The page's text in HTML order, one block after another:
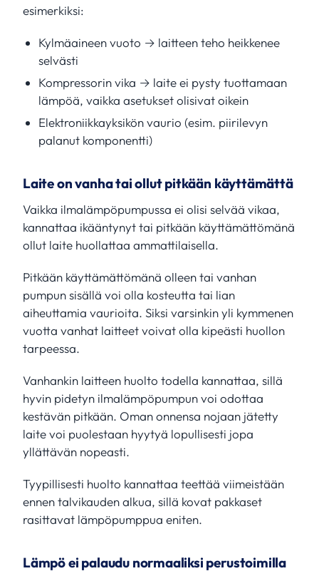
esimerkiksi:
Kylmäaineen vuoto → laitteen teho heikkenee
selvästi
Kompressorin vika → laite ei pysty tuottamaan
lämpöä, vaikka asetukset olisivat oikein
Elektroniikkayksikön vaurio (esim. piirilevyn
palanut komponentti)
Laite on vanha tai ollut pitkään käyttämättä
Vaikka ilmalämpöpumpussa ei olisi selvää vikaa,
kannattaa ikääntynyt tai pitkään käyttämättömänä
ollut laite huollattaa ammattilaisella.
Pitkään käyttämättömänä olleen tai vanhan
pumpun sisällä voi olla kosteutta tai lian
aiheuttamia vaurioita. Siksi varsinkin yli kymmenen
vuotta vanhat laitteet voivat olla kipeästi huollon
tarpeessa.
Vanhankin laitteen huolto todella kannattaa, sillä
hyvin pidetyn ilmalämpöpumpun voi odottaa
kestävän pitkään. Oman onnensa nojaan jätetty
laite voi puolestaan hyytyä lopullisesti jopa
yllättävän nopeasti.
Tyypillisesti huolto kannattaa teettää viimeistään
ennen talvikauden alkua, sillä kovat pakkaset
rasittavat lämpöpumppua eniten.
Lämpö ei palaudu normaaliksi perustoimilla